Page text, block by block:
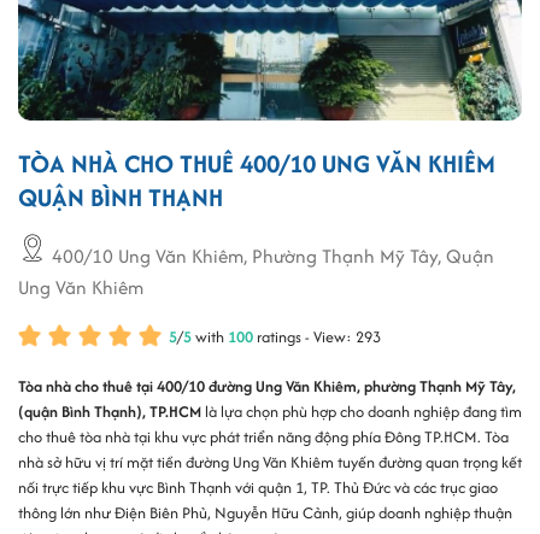
TÒA NHÀ CHO THUÊ 400/10 UNG VĂN KHIÊM
QUẬN BÌNH THẠNH
400/10 Ung Văn Khiêm, Phường Thạnh Mỹ Tây, Quận
Ung Văn Khiêm
5/5with 100 ratings - View: 293
Tòa nhà cho thuê tại 400/10 đường Ung Văn Khiêm, phường Thạnh Mỹ Tây,
(quận Bình Thạnh), TP.HCM là lựa chọn phù hợp cho doanh nghiệp đang tìm
cho thuê tòa nhà tại khu vực phát triển năng động phía Đông TP.HCM. Tòa
nhà sở hữu vị trí mặt tiền đường Ung Văn Khiêm tuyến đường quan trọng kết
nối trực tiếp khu vực Bình Thạnh với quận 1, TP. Thủ Đức và các trục giao
thông lớn như Điện Biên Phủ, Nguyễn Hữu Cảnh, giúp doanh nghiệp thuận